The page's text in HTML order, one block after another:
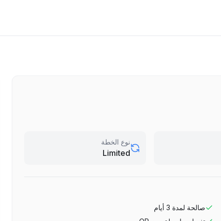
نوع الخطة
Limited
صالحة لمدة 3 أيام